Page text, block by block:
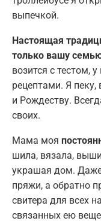
выпечкой.
Настоящая
только вашу
возится с тестом,
рецептами. Я
и Рождеству.
своих.
Мама моя
шила, вязала,
украшая дом.
пряжи, а обратно
свитера для всех
связанных ею